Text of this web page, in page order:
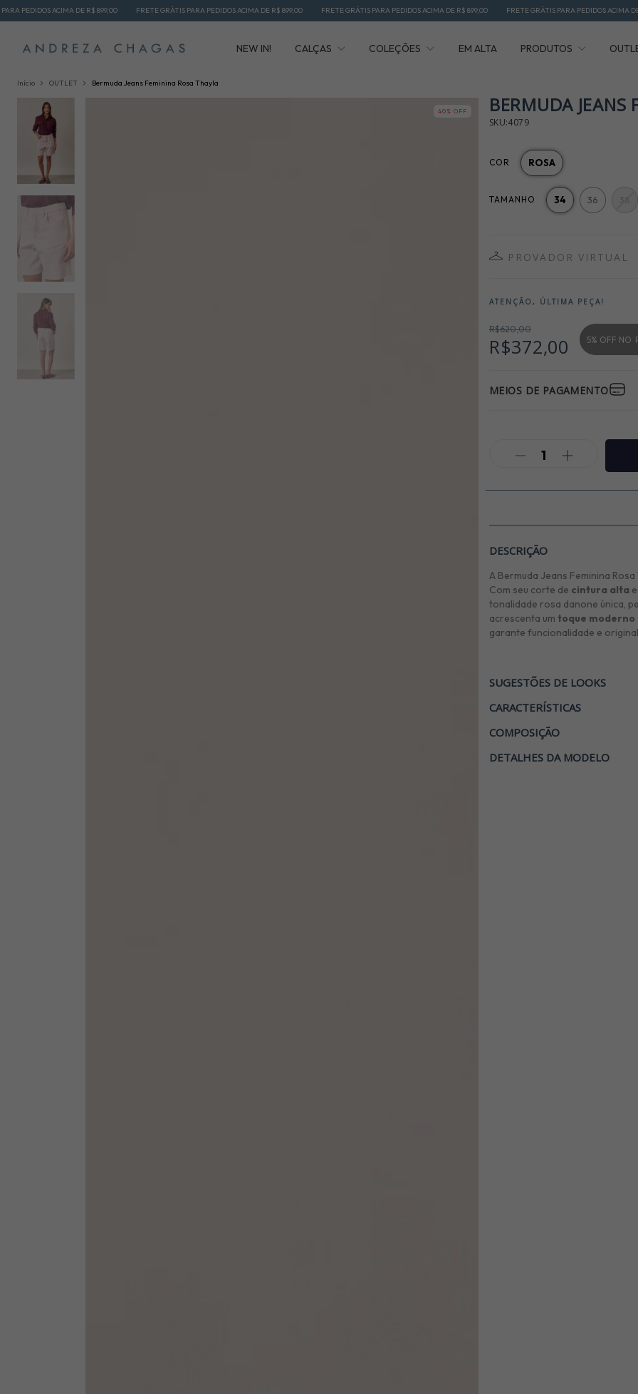
DE R$ 899,00 FRETE GRÁTIS PARA PEDIDOS ACIMA DE R$ 899,00 FRETE GRÁTIS PARA PEDIDOS ACIMA DE R$ 899,00 FRETE GRÁTIS PARA PEDIDOS ACIMA DE R$ 899,00
NEW IN! CALÇAS COLEÇÕES EM ALTA PRODUTOS
Início OUTLET Bermuda Jeans Feminina Rosa Thayla
40 % OFF BERMUDA JEANS
SKU:4079
TAMANHO 34 36
COR ROSA
PROVADOR VIRTUAL
ATENÇÃO, ÚLTIMA PEÇA!
R$620,00
R$372,00 5% OFF NO
MEIOS DE PAGAMENTO
DESCRIÇÃO
A Bermuda Jeans Feminina
Com seu corte de cintura alta
tonalidade rosa danone única,
acrescenta um toque moderno
garante funcionalidade e
SUGESTÕES DE LOOKS
CARACTERÍSTICAS
COMPOSIÇÃO
DETALHES DA MODELO